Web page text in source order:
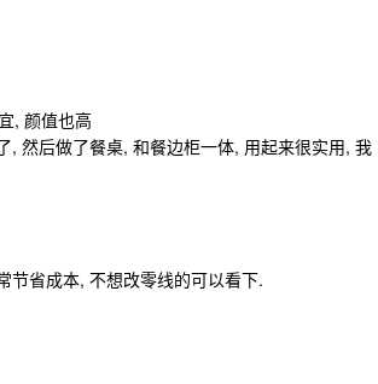
, 颜值也高
然后做了餐桌, 和餐边柜一体, 用起来很实用, 我
节省成本, 不想改零线的可以看下.